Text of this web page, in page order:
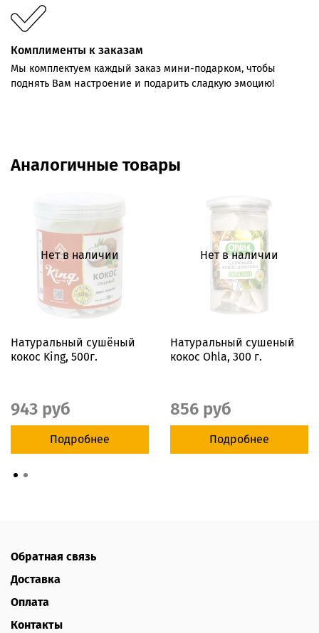
Комплименты к заказам
Мы комплектуем каждый заказ мини-подарком, чтобы
поднять Вам настроение и подарить сладкую эмоцию!
Аналогичные товары
Нет в наличии
Натуральный сушёный
кокос King, 500г.
943 руб
Подробнее
Нет в наличии
Натуральный сушеный
кокос Ohla, 300 г.
856 руб
Подробнее
Обратная связь
Доставка
Оплата
Контакты